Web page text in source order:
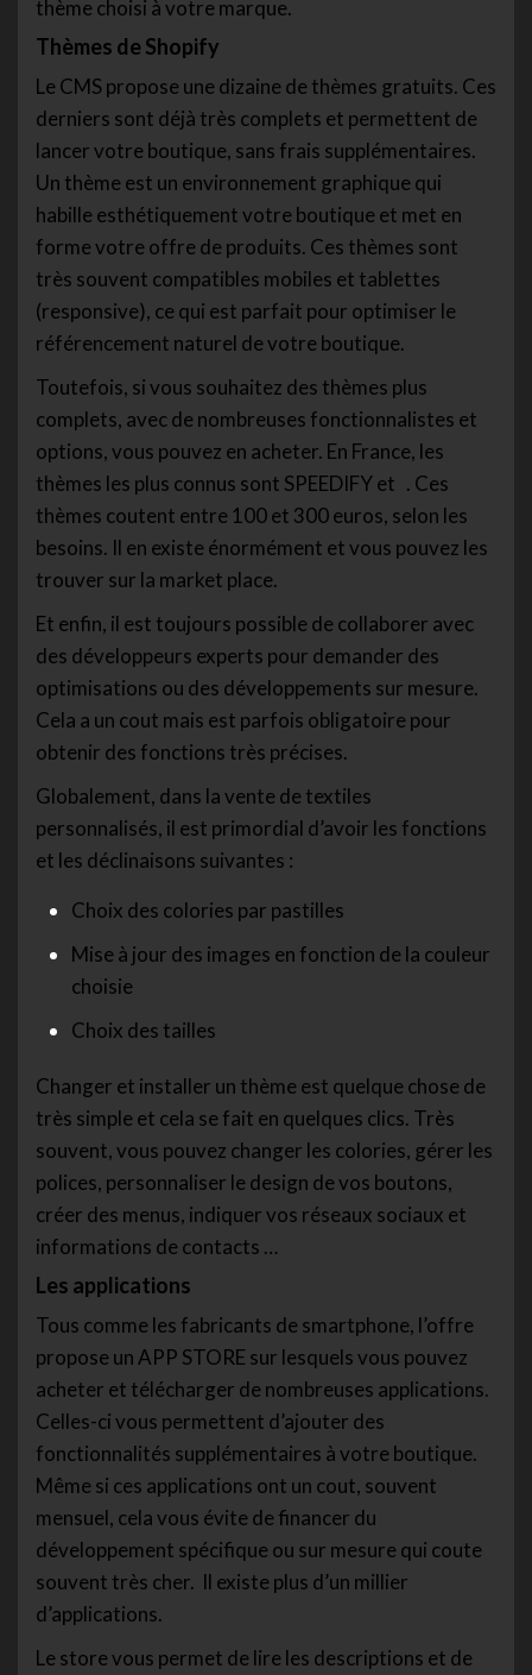
thème choisi à votre marque.
Thèmes de Shopify
Le CMS propose une dizaine de thèmes gratuits. Ces
derniers sont déjà très complets et permettent de
lancer votre boutique, sans frais supplémentaires.
Un thème est un environnement graphique qui
habille esthétiquement votre boutique et met en
forme votre offre de produits. Ces thèmes sont
très souvent compatibles mobiles et tablettes
(responsive), ce qui est parfait pour optimiser le
référencement naturel de votre boutique.
Toutefois, si vous souhaitez des thèmes plus
complets, avec de nombreuses fonctionnalistes et
options, vous pouvez en acheter. En France, les
thèmes les plus connus sont SPEEDIFY et . Ces
thèmes coutent entre 100 et 300 euros, selon les
besoins. Il en existe énormément et vous pouvez les
trouver sur la market place.
Et enfin, il est toujours possible de collaborer avec
des développeurs experts pour demander des
optimisations ou des développements sur mesure.
Cela a un cout mais est parfois obligatoire pour
obtenir des fonctions très précises.
Globalement, dans la vente de textiles
personnalisés, il est primordial d’avoir les fonctions
et les déclinaisons suivantes :
Choix des colories par pastilles
Mise à jour des images en fonction de la couleur
choisie
Choix des tailles
Changer et installer un thème est quelque chose de
très simple et cela se fait en quelques clics. Très
souvent, vous pouvez changer les colories, gérer les
polices, personnaliser le design de vos boutons,
créer des menus, indiquer vos réseaux sociaux et
informations de contacts …
Les applications
Tous comme les fabricants de smartphone, l’offre
propose un APP STORE sur lesquels vous pouvez
acheter et télécharger de nombreuses applications.
Celles-ci vous permettent d’ajouter des
fonctionnalités supplémentaires à votre boutique.
Même si ces applications ont un cout, souvent
mensuel, cela vous évite de financer du
développement spécifique ou sur mesure qui coute
souvent très cher. Il existe plus d’un millier
d’applications.
Le store vous permet de lire les descriptions et de